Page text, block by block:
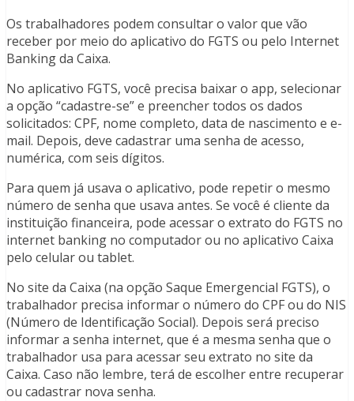
Os trabalhadores podem consultar o valor que vão
receber por meio do aplicativo do FGTS ou pelo Internet
Banking da Caixa.
No aplicativo FGTS, você precisa baixar o app, selecionar
a opção “cadastre-se” e preencher todos os dados
solicitados: CPF, nome completo, data de nascimento e e-
mail. Depois, deve cadastrar uma senha de acesso,
numérica, com seis dígitos.
Para quem já usava o aplicativo, pode repetir o mesmo
número de senha que usava antes. Se você é cliente da
instituição financeira, pode acessar o extrato do FGTS no
internet banking no computador ou no aplicativo Caixa
pelo celular ou tablet.
No site da Caixa (na opção Saque Emergencial FGTS), o
trabalhador precisa informar o número do CPF ou do NIS
(Número de Identificação Social). Depois será preciso
informar a senha internet, que é a mesma senha que o
trabalhador usa para acessar seu extrato no site da
Caixa. Caso não lembre, terá de escolher entre recuperar
ou cadastrar nova senha.